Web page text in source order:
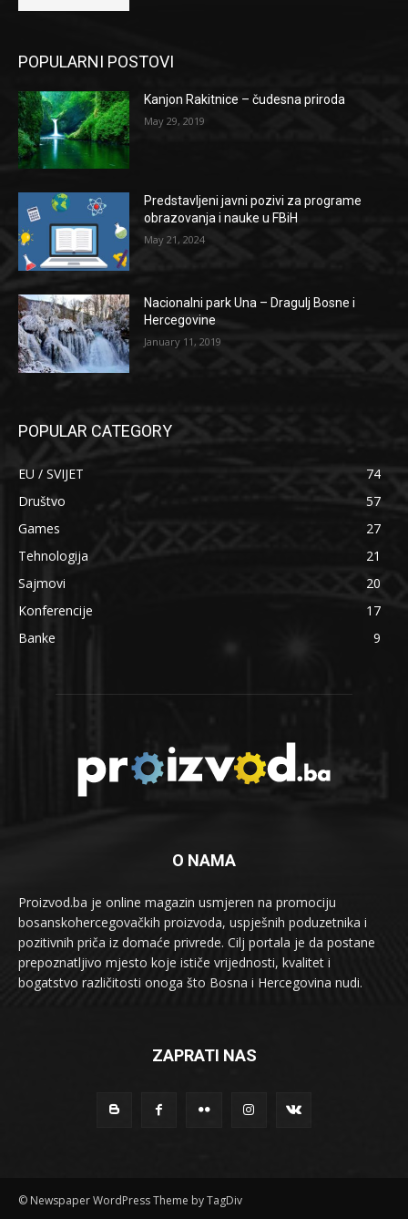
POPULARNI POSTOVI
Kanjon Rakitnice – čudesna priroda
May 29, 2019
Predstavljeni javni pozivi za programe
obrazovanja i nauke u FBiH
May 21, 2024
Nacionalni park Una – Dragulj Bosne i
Hercegovine
January 11, 2019
POPULAR CATEGORY
EU / SVIJET
74
Društvo
57
Games
27
Tehnologija
21
Sajmovi
20
Konferencije
17
Banke
9
O NAMA
Proizvod.ba je online magazin usmjeren na promociju
bosanskohercegovačkih proizvoda, uspješnih poduzetnika i
pozitivnih priča iz domaće privrede. Cilj portala je da postane
prepoznatljivo mjesto koje ističe vrijednosti, kvalitet i
bogatstvo različitosti onoga što Bosna i Hercegovina nudi.
ZAPRATI NAS
© Newspaper WordPress Theme by TagDiv